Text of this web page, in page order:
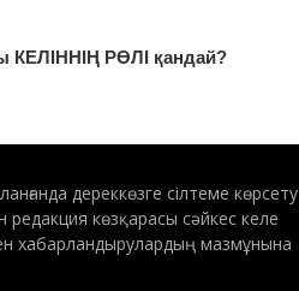
РӨЛІ қандай?
дереккөзге сілтеме көрсету
редакция көзқарасы сәйкес келе
хабарландырулардың мазмұнына